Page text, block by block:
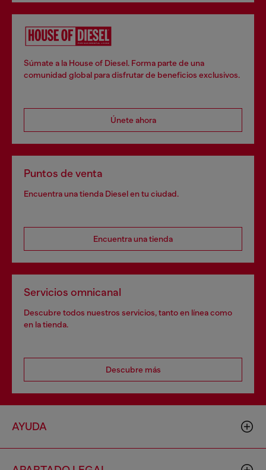
Súmate a la House of Diesel. Forma parte de una
comunidad global para disfrutar de beneficios exclusivos.
Únete ahora
Puntos de venta
Encuentra una tienda Diesel en tu ciudad.
Encuentra una tienda
Servicios omnicanal
Descubre todos nuestros servicios, tanto en línea como
en la tienda.
Descubre más
AYUDA